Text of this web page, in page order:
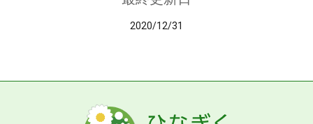
2020/12/31